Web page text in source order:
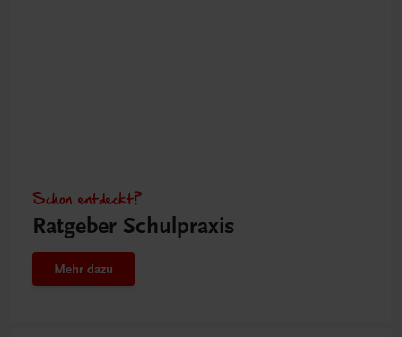
Schon entdeckt?
Ratgeber Schulpraxis
Mehr dazu